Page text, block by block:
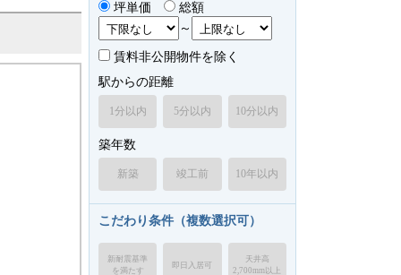
坪単価
総額
～
賃料非公開物件を除く
駅からの距離
1分以内 5分以内 10分以内
築年数
新築 竣工前 10年以内
こだわり条件（複数選択可）
新耐震基準
を満たす
即日入居可
天井高
2,700mm以上